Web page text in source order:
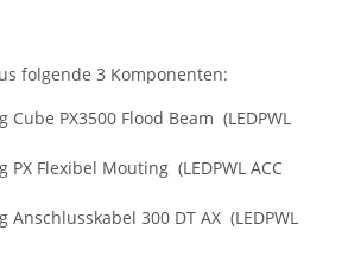
folgende 3 Komponenten:
Cube PX3500 Flood Beam (LEDPWL
PX Flexibel Mouting (LEDPWL ACC
Anschlusskabel 300 DT AX (LEDPWL